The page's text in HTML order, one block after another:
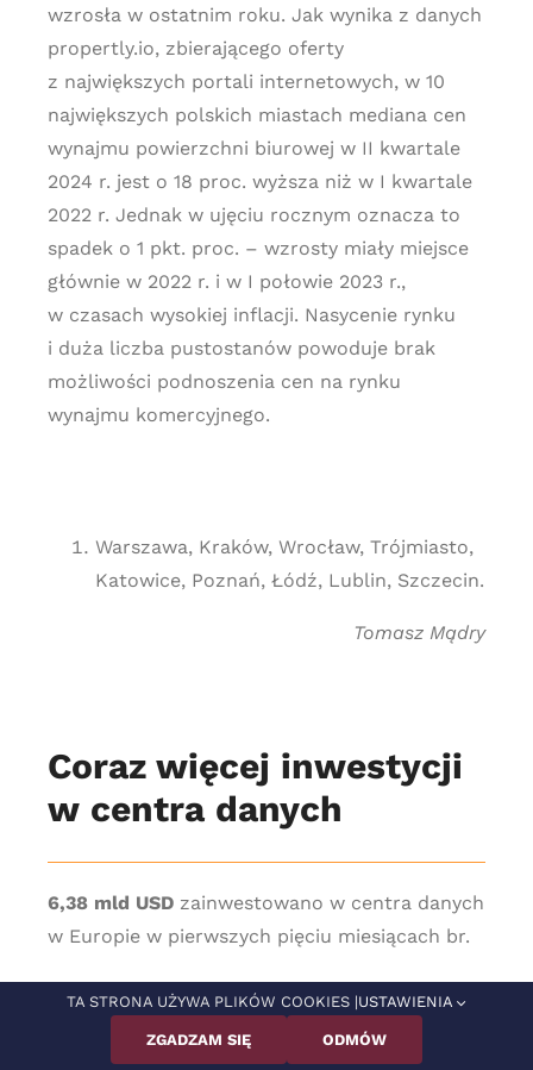
wzrosła w ostatnim roku. Jak wynika z danych
propertly.io, zbierającego oferty
z największych portali internetowych, w 10
największych polskich miastach mediana cen
wynajmu powierzchni biurowej w II kwartale
2024 r. jest o 18 proc. wyższa niż w I kwartale
2022 r. Jednak w ujęciu rocznym oznacza to
spadek o 1 pkt. proc. – wzrosty miały miejsce
głównie w 2022 r. i w I połowie 2023 r.,
w czasach wysokiej inflacji. Nasycenie rynku
i duża liczba pustostanów powoduje brak
możliwości podnoszenia cen na rynku
wynajmu komercyjnego.
Warszawa, Kraków, Wrocław, Trójmiasto,
Katowice, Poznań, Łódź, Lublin, Szczecin.
Tomasz Mądry
Coraz więcej inwestycji
w centra danych
6,38 mld USDzainwestowano w centra danych
w Europie w pierwszych pięciu miesiącach br.
energii elektrycznej w Irlandii
TA STRONA UŻYWA PLIKÓW COOKIES |USTAWIENIA
ZGADZAM SIĘ ODMÓW